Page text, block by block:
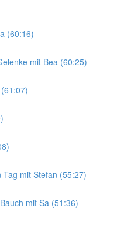
(60:16)
mit Bea (60:25)
mit Stefan (55:27)
mit Sa (51:36)